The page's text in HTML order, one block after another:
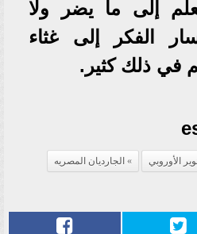
إلى ما يضر ولا
الفكر إلى غثاء
في ذلك كثير.
الأوروبي الجارديان المصريه